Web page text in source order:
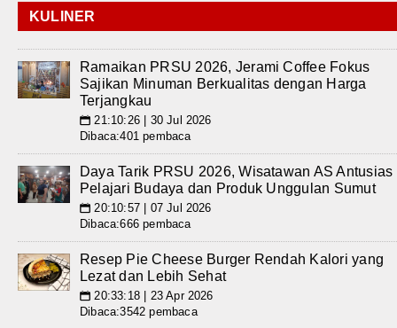
KULINER
Ramaikan PRSU 2026, Jerami Coffee Fokus
Sajikan Minuman Berkualitas dengan Harga
Terjangkau
📅 21:10:26 | 30 Jul 2026
Dibaca:401 pembaca
Daya Tarik PRSU 2026, Wisatawan AS Antusias
Pelajari Budaya dan Produk Unggulan Sumut
📅 20:10:57 | 07 Jul 2026
Dibaca:666 pembaca
Resep Pie Cheese Burger Rendah Kalori yang
Lezat dan Lebih Sehat
📅 20:33:18 | 23 Apr 2026
Dibaca:3542 pembaca